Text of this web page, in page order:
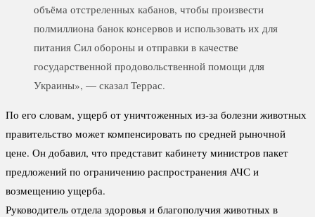
объёма отстреленных кабанов, чтобы произвести
полмиллиона банок консервов и использовать их для
питания Сил обороны и отправки в качестве
государственной продовольственной помощи для
Украины», — сказал Террас.
По его словам, ущерб от уничтоженных из-за болезни животных
правительство может компенсировать по средней рыночной
цене. Он добавил, что представит кабинету министров пакет
предложений по ограничению распространения АЧС и
возмещению ущерба.
Руководитель отдела здоровья и благополучия животных в